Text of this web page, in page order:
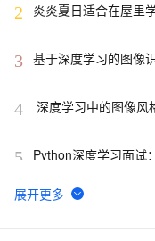
2 炎炎夏日适合在屋里
3
4 深度学习中的图像风
5 Python深度学习面试
6
深入理解深度学习中